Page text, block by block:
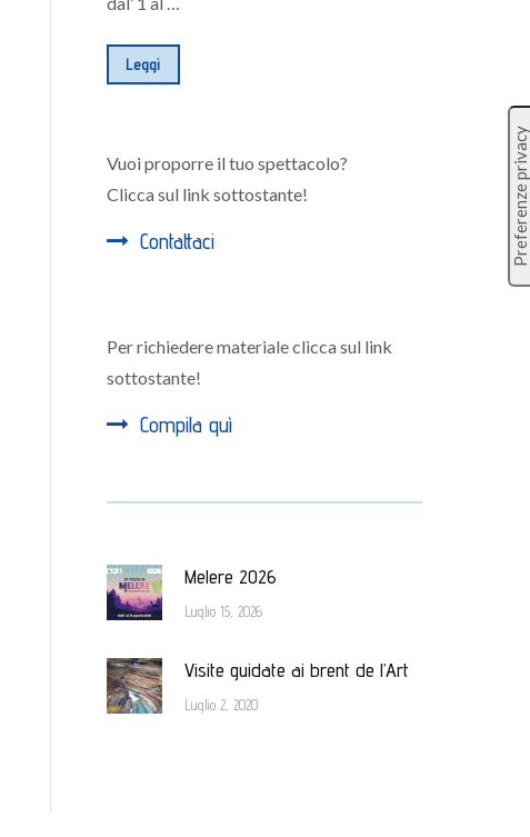
Leggi
Vuoi proporre il tuo spettacolo?
Clicca sul link sottostante!
Contattaci
Per richiedere materiale clicca sul link
sottostante!
Compila quì
Melere 2026
Luglio 15, 2026
Visite guidate ai brent de l’Art
Luglio 2, 2020